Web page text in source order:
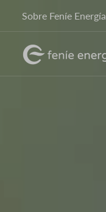
principal
Sobre Feníe Energía
ImaxeImaxe